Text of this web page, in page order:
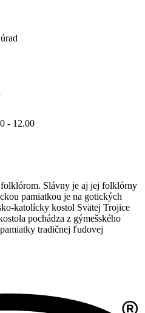
- 12.00
Slávny je aj jej folklórny
pamiatkou je na gotických
katolícky kostol Svätej Trojice
pochádza z gýmešského
tradičnej ľudovej